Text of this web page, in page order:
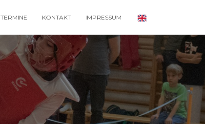
TERMINE KONTAKT IMPRESSUM